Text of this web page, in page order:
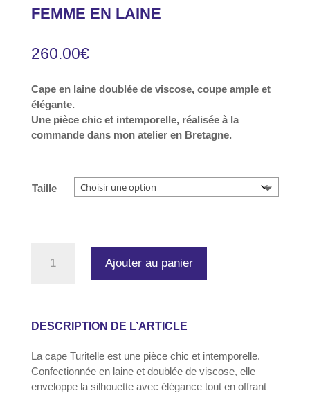
FEMME EN LAINE
260.00€
Cape en laine doublée de viscose, coupe ample et
élégante.
Une pièce chic et intemporelle, réalisée à la
commande dans mon atelier en Bretagne.
Taille
Cape
en
laine
Ajouter au panier
DESCRIPTION DE L’ARTICLE
La cape Turitelle est une pièce chic et intemporelle.
Confectionnée en laine et doublée de viscose, elle
enveloppe la silhouette avec élégance tout en offrant